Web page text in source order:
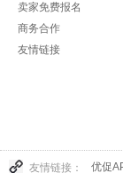
卖家免费报名
商务合作
友情链接
友情链接： 优促